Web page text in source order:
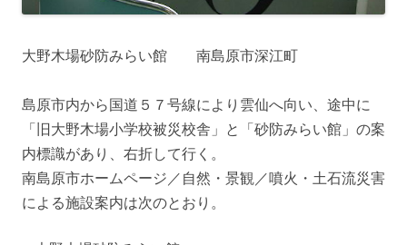
大野木場砂防みらい館 南島原市深江町
島原市内から国道５７号線により雲仙へ向い、途中に
「旧大野木場小学校被災校舎」と「砂防みらい館」の案
内標識があり、右折して行く。
南島原市ホームページ／自然・景観／噴火・土石流災害
による施設案内は次のとおり。